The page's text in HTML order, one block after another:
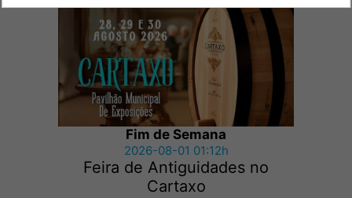
Fim de Semana
2026-08-01 01:12h
Feira de Antiguidades no
Cartaxo